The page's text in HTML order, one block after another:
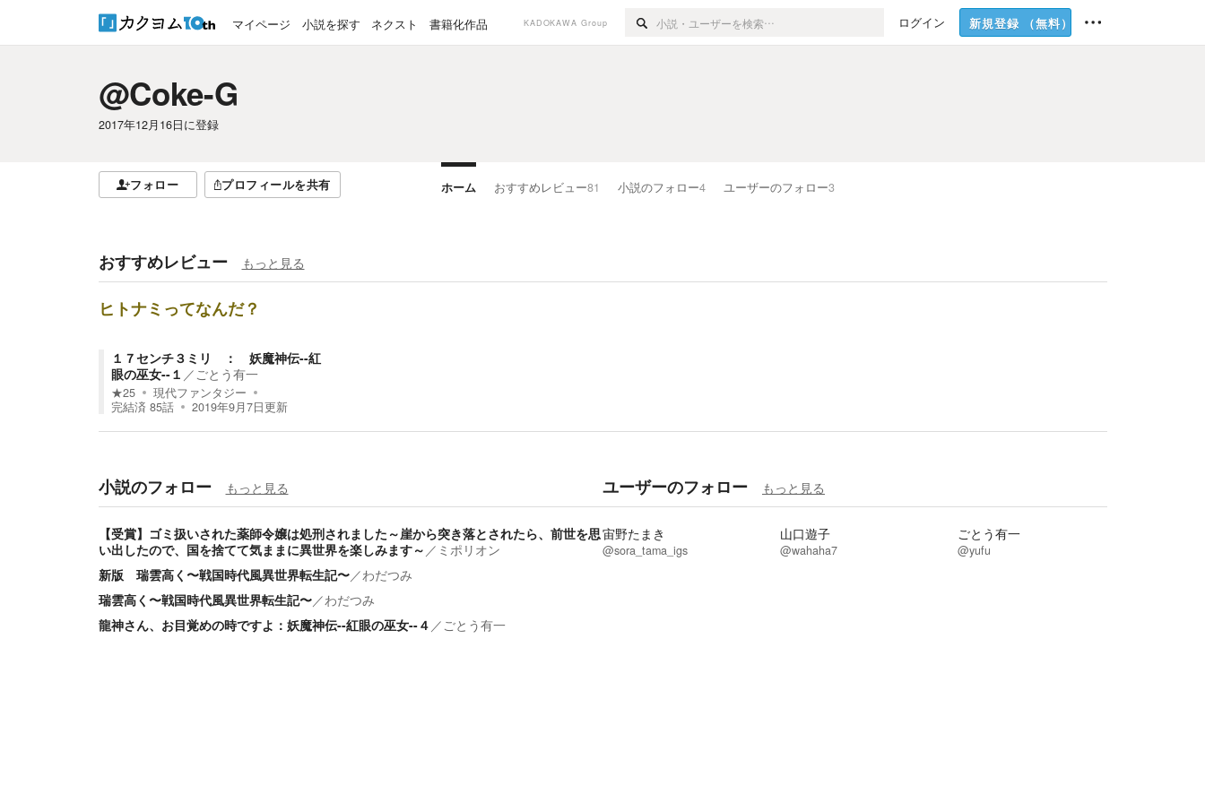
マイページ 小説を探す ネクスト 書籍化作品 KADOKAWA Group ログイン 新規登録 （無料）
@Coke-G
2017年12月16日に登録
フォロー プロフィールを共有 ホーム おすすめレビュー81 小説のフォロー4 ユーザーのフォロー3
おすすめレビュー もっと見る
ヒトナミってなんだ？
１７センチ３ミリ ： 妖魔神伝--紅
眼の巫女--１ ／ ごとう有一
★25
現代ファンタジー
完結済 85話 2019年9月7日更新
小説のフォロー もっと見る
【受賞】ゴミ扱いされた薬師令嬢は処刑されました～崖から突き落とされたら、前世を思
い出したので、国を捨てて気ままに異世界を楽しみます～ ／ ミポリオン
新版 瑞雲高く〜戦国時代風異世界転生記〜／わだつみ
瑞雲高く〜戦国時代風異世界転生記〜／わだつみ
龍神さん、お目覚めの時ですよ：妖魔神伝--紅眼の巫女--４ ／ ごとう有一
ユーザーのフォロー もっと見る
宙野たまき
@sora_tama_igs
山口遊子
@wahaha7
ごとう有一
@yufu